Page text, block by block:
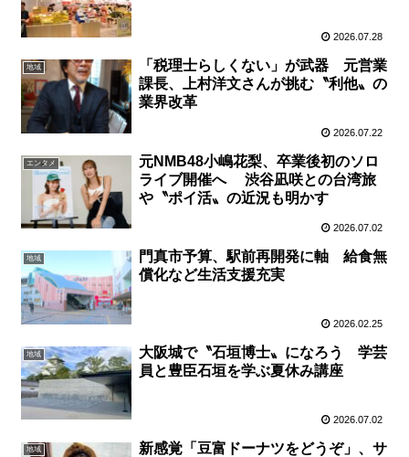
2026.07.28
地域
「税理士らしくない」が武器 元営業
課長、上村洋文さんが挑む〝利他〟の
業界改革
2026.07.22
エンタメ
元NMB48小嶋花梨、卒業後初のソロ
ライブ開催へ 渋谷凪咲との台湾旅
や〝ポイ活〟の近況も明かす
2026.07.02
地域
門真市予算、駅前再開発に軸 給食無
償化など生活支援充実
2026.02.25
地域
大阪城で〝石垣博士〟になろう 学芸
員と豊臣石垣を学ぶ夏休み講座
2026.07.02
地域
新感覚「豆富ドーナツをどうぞ」、サ